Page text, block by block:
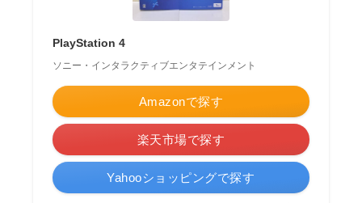
PlayStation 4
ソニー・インタラクティブエンタテインメント
Amazonで探す
楽天市場で探す
Yahooショッピングで探す